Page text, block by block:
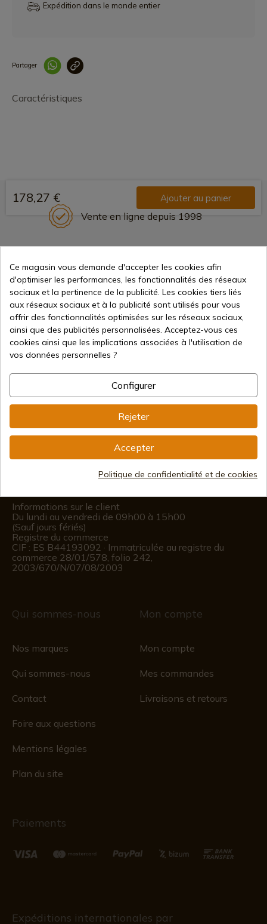
Expédition dans le monde entier
Partager
Caractéristiques
178,27 € Ajouter au panier
Vente en ligne depuis 1998
sécurisées
Expédition internationale
Information
info@aceros-de-hispania.com
(+34)978 877 088
Informations sur le client
Du lundi au vendredi de 09h00 à 15h00
(Sauf jours fériés)
Registre du commerce
CIF : ES B44193092 · Immatriculée au registre du
commerce 28/01/578, folio 242,
2003/670/N/07/08/2003
Qui sommes-nous
Nos marques
Qui sommes-nous
Contact
Foire aux questions
Mentions légales
Plan du site
Mon compte
Mon compte
Mes commandes
Livraisons et retours
Paiements
Expéditions internationales par
Ce magasin vous demande d'accepter les cookies afin
d'optimiser les performances, les fonctionnalités des réseaux
sociaux et la pertinence de la publicité. Les cookies tiers liés
aux réseaux sociaux et à la publicité sont utilisés pour vous
offrir des fonctionnalités optimisées sur les réseaux sociaux,
ainsi que des publicités personnalisées. Acceptez-vous ces
cookies ainsi que les implications associées à l'utilisation de
vos données personnelles ?
Configurer
Rejeter
Accepter
Politique de confidentialité et de cookies